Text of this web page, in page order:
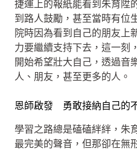
捷運上的報紙能看到朱育陞
到路人鼓勵，甚至當時有位
院時因為看到自己的朋友上
力要繼續支持下去，這一刻
開始希望壯大自己，透過音
人、朋友，甚至更多的人。
恩師啟發 勇敢接納自己的
學習之路總是磕磕絆絆，朱
最完美的聲音，但那卻在無